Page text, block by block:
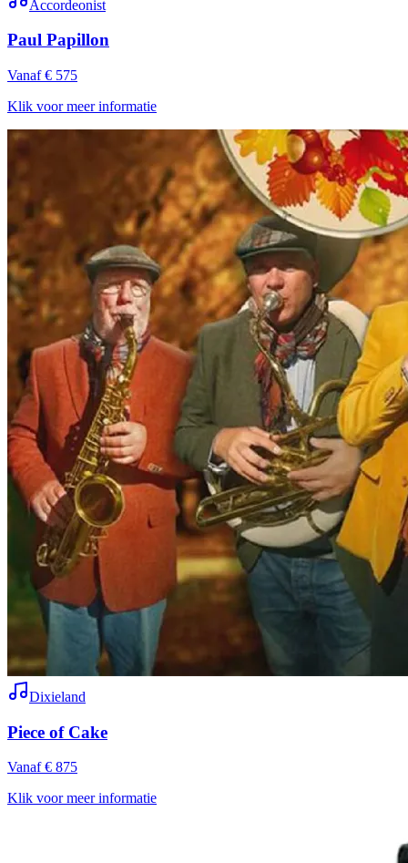
Accordeonist
Paul Papillon
Vanaf € 575
Klik voor meer informatie
Dixieland
Piece of Cake
Vanaf € 875
Klik voor meer informatie